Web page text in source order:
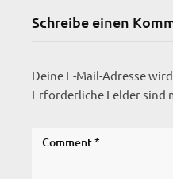
Schreibe einen
Deine E-Mail-Adresse
Erforderliche Felder sind